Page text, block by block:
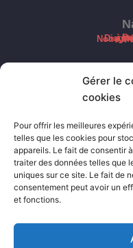
Gérer le
cookies
Pour offrir les meilleures
telles que les cookies pour
appareils. Le fait de consentir
traiter des données telles que
uniques sur ce site. Le fait de
consentement peut avoir un
et fonctions.
Notre
À
SDR
SDRNos
07 78 68 31 97
contact@maze-
Paris, France
Sophia antipolis, France